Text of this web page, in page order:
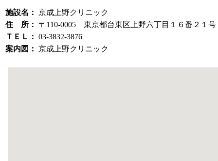
施設名： 京成上野クリニック
住 所：
〒110-0005 東京都台東区上野六丁目１６番２１
ＴＥＬ： 03-3832-3876
案内図： 京成上野クリニック